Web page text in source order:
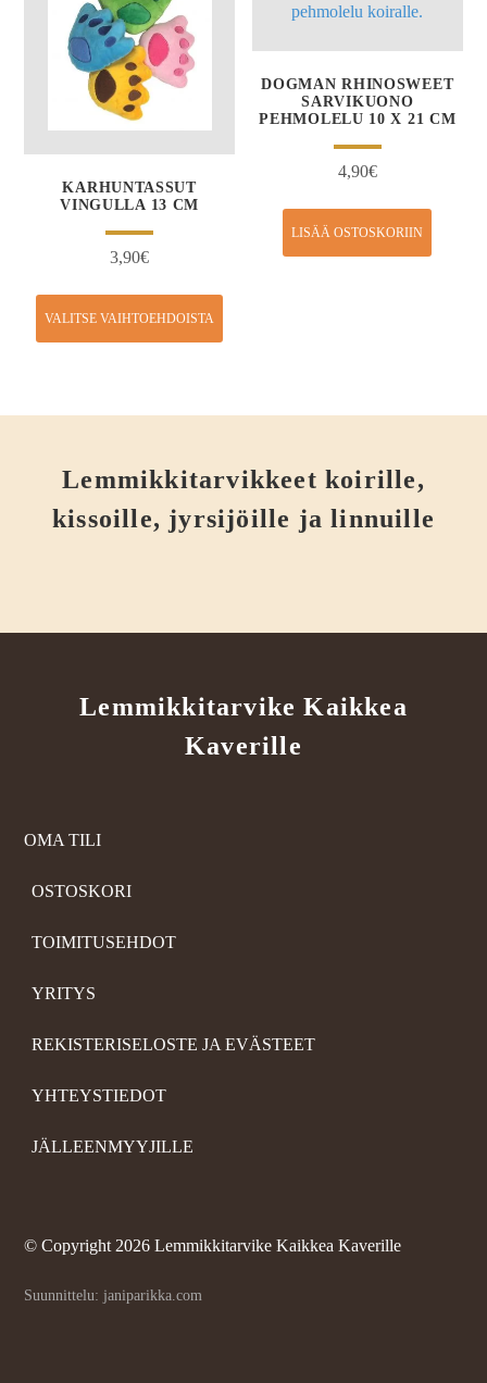
KARHUNTASSUT
VINGULLA 13 CM
3,90€
VALITSE VAIHTOEHDOISTA
DOGMAN RHINOSWEET
SARVIKUONO
PEHMOLELU 10 X 21 CM
4,90€
LISÄÄ OSTOSKORIIN
Lemmikkitarvikkeet koirille,
kissoille, jyrsijöille ja linnuille
Lemmikkitarvike Kaikkea
Kaverille
OMA TILI
OSTOSKORI
TOIMITUSEHDOT
YRITYS
REKISTERISELOSTE JA EVÄSTEET
YHTEYSTIEDOT
JÄLLEENMYYJILLE
© Copyright 2026 Lemmikkitarvike Kaikkea Kaverille
Suunnittelu: janiparikka.com